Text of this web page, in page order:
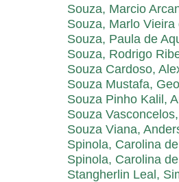
Souza, Marcio
Souza, Marlo
Souza, Paula de
Souza, Rodrigo
Souza Cardoso,
Souza Mustafa,
Souza Pinho Kalil,
Souza
Souza Viana,
Spinola, Carolina
Spinola, Carolina
Stangherlin Leal,